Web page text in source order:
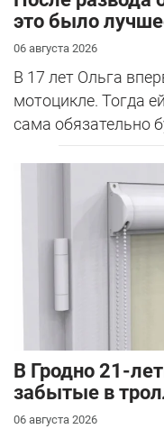
это было
06 августа 2026
В 17 лет Ольга
мотоцикле. Тогда
сама обязательно
В Гродно 21-
забытые в
06 августа 2026